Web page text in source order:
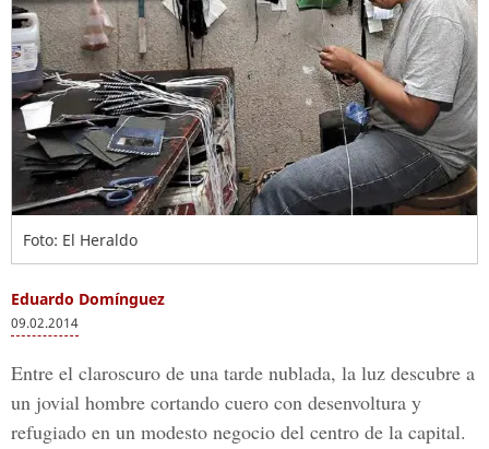
Foto: El Heraldo
Eduardo Domínguez
09.02.2014
Entre el claroscuro de una tarde nublada, la luz descubre a
un jovial hombre cortando cuero con desenvoltura y
refugiado en un modesto negocio del centro de la capital.